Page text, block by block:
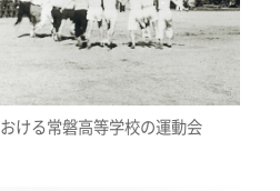
ける常磐高等学校の運動会